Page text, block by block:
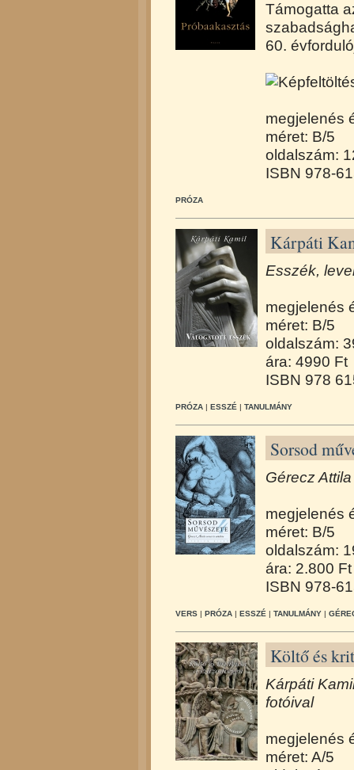
Támogatta
60.
megjelenés
méret: B/5
oldalszám:
ISBN 978-
PRÓZA
Kárpáti
Esszék,
megjelenés
méret: B/5
oldalszám:
ára: 4990 Ft
ISBN 978
PRÓZA | ESSZÉ | TANULMÁNY
Sorsod
Gérecz
megjelenés
méret: B/5
oldalszám:
ára: 2.800 Ft
ISBN 978-
VERS | PRÓZA | ESSZÉ | TANULMÁNY |
Költő és
Kárpáti
fotóival
megjelenés
méret: A/5